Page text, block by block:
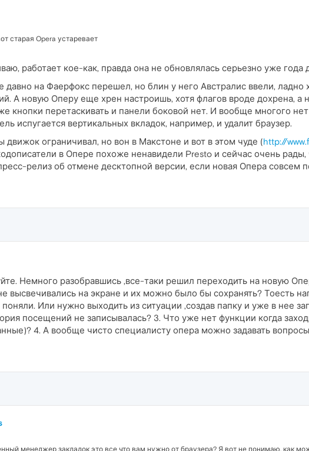
старая Opera устаревает
работает кое-как, правда она не обновлялась серьезно уже года
давно на Фаерфокс перешел, но блин у него Австралис ввели,
А новую Оперу еще хрен настроишь, хотя флагов вроде дохрена, а
кнопки перетаскивать и панели боковой нет. И вообще многого
испугается вертикальных вкладок, например, и удалит браузер.
движок ограничивал, но вон в Макстоне и вот в этом чуде (http://
в Опере похоже ненавидели Presto и сейчас очень
релиз об отмене десктопной версии, если новая Опера совсем
Немного разобравшись ,все-таки решил переходить на новую
высвечивались на экране и их можно было бы сохранять? Тоесть
Или нужно выходить из ситуации ,создав папку и уже в нее
посещений не записывалась? 3. Что уже нет функции когда
4. А вообще чисто специалисту опера можно задавать
менеджер закладок это все что вам нужно от браузера? Я вот не понимаю, как